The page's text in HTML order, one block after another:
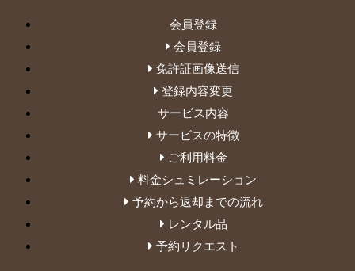
会員登録
会員登録
免許証画像送信
登録内容変更
サービス内容
サービスの特徴
ご利用料金
料金シュミレーション
予約から返却までの流れ
レンタル品
予約リクエスト